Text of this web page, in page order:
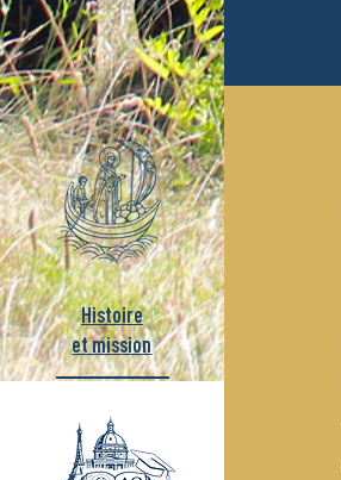
Histoire
et mission